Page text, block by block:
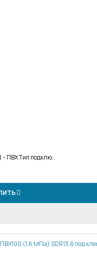
ПВХ Тип подклю..